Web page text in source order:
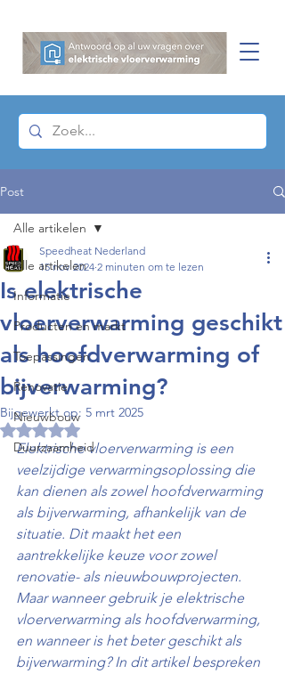
Post
Alle artikelen
Informatie
Producten en markt
Toepassingen
Renovatie
Nieuwbouw
Duurzaamheid
Alle artikelen
Is elektrische
vloerverwarming geschikt
als hoofdverwarming of
bijverwarming?
Speedheat Nederland
15 nov 2024 2 minuten om te lezen
Bijgewerkt op: 5 mrt 2025
Beoordeeld met NaN uit 5 sterren.
Elektrische vloerverwarming is een
veelzijdige verwarmingsoplossing die
kan dienen als zowel hoofdverwarming
als bijverwarming, afhankelijk van de
situatie. Dit maakt het een
aantrekkelijke keuze voor zowel
renovatie- als nieuwbouwprojecten.
Maar wanneer gebruik je elektrische
vloerverwarming als hoofdverwarming,
en wanneer is het beter geschikt als
bijverwarming? In dit artikel bespreken